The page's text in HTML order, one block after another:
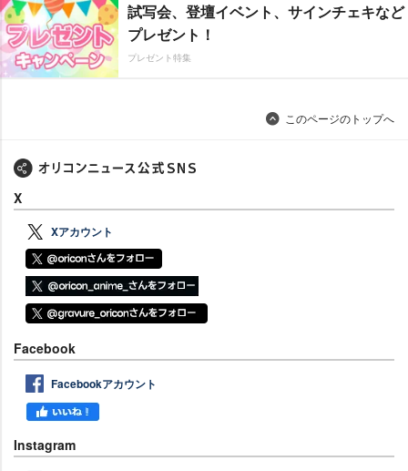
試写会、登壇イベント、サインチェキなど
プレゼント！
プレゼント特集
このページのトップへ
X
Xアカウント
Facebook
Facebookアカウント
Instagram